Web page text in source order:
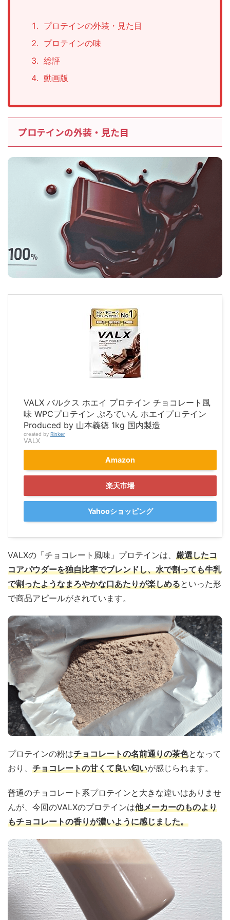
プロテインの外装・見た目
プロテインの味
総評
動画版
プロテインの外装・見た目
VALX バルクス ホエイ プロテイン チョコレート風
味 WPCプロテイン ぷろていん ホエイプロテイン
Produced by 山本義徳 1kg 国内製造
created by Rinker
VALX
Amazon
楽天市場
Yahooショッピング
VALXの「チョコレート風味」プロテインは、 厳選したコ
コアパウダーを独自比率でブレンドし、水で割っても牛乳
で割ったようなまろやかな口あたりが楽しめるといった形
で商品アピールがされています。
プロテインの粉はチョコレートの名前通りの茶色となって
おり、 チョコレートの甘くて良い匂いが感じられます。
普通のチョコレート系プロテインと大きな違いはありませ
んが、今回のVALXのプロテインは他メーカーのものより
もチョコレートの香りが濃いように感じました。